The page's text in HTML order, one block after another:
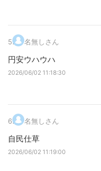
5. 名無しさん
円安ウハウハ
2026/06/02 11:18:30
6. 名無しさん
自民仕草
2026/06/02 11:19:00